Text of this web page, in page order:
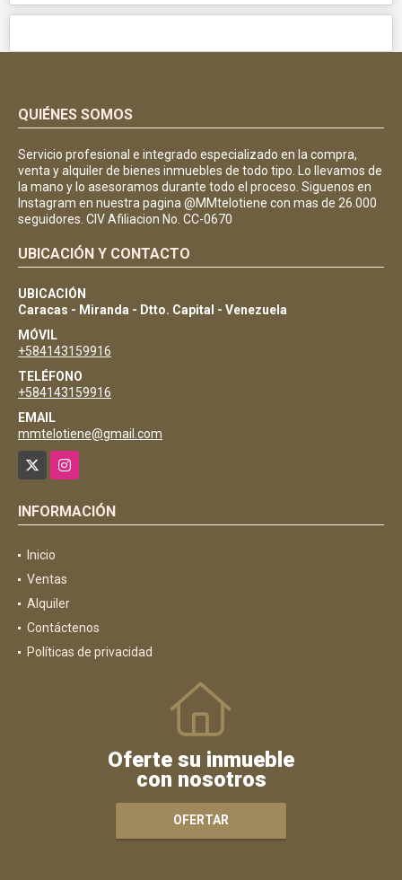
QUIÉNES SOMOS
Servicio profesional e integrado especializado en la compra,
venta y alquiler de bienes inmuebles de todo tipo. Lo llevamos de
la mano y lo asesoramos durante todo el proceso. Siguenos en
Instagram en nuestra pagina @MMtelotiene con mas de 26.000
seguidores. CIV Afiliacion No. CC-0670
UBICACIÓN Y CONTACTO
UBICACIÓN
Caracas - Miranda - Dtto. Capital - Venezuela
MÓVIL
+584143159916
TELÉFONO
+584143159916
EMAIL
mmtelotiene@gmail.com
Instagram
INFORMACIÓN
Inicio
Ventas
Alquiler
Contáctenos
Políticas de privacidad
Oferte su inmueble
con nosotros
OFERTAR